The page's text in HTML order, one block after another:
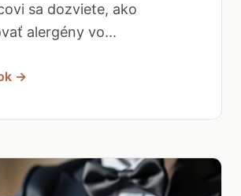
sa dozviete, ako
alergény vo...
→